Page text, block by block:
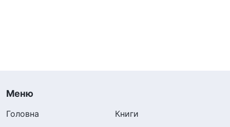
Меню
Головна
Книги